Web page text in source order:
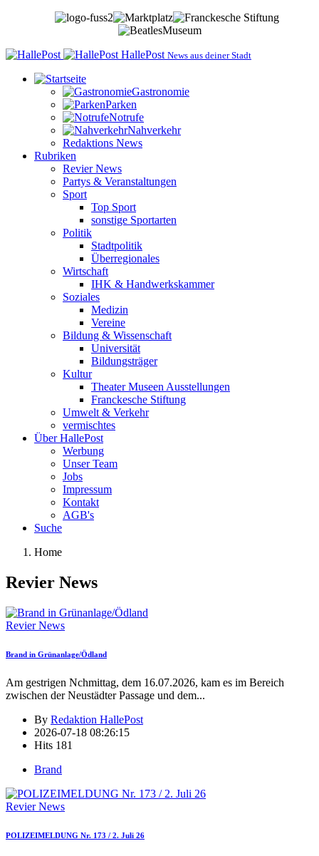
HallePost News aus deiner Stadt
Gastronomie
Parken
Notrufe
Nahverkehr
Redaktions News
Rubriken
Revier News
Partys & Veranstaltungen
Sport
Top Sport
sonstige Sportarten
Politik
Stadtpolitik
Überregionales
Wirtschaft
IHK & Handwerkskammer
Soziales
Medizin
Vereine
Bildung & Wissenschaft
Universität
Bildungsträger
Kultur
Theater Museen Ausstellungen
Franckesche Stiftung
Umwelt & Verkehr
vermischtes
Über HallePost
Werbung
Unser Team
Jobs
Impressum
Kontakt
AGB's
Suche
Home
Revier News
Revier News
Brand in Grünanlage/Ödland
Am gestrigen Nchmittag, dem 16.07.2026, kam es im Bereich
zwischen der Neustädter Passage und dem...
By Redaktion HallePost
2026-07-18 08:26:15
Hits 181
Brand
Revier News
POLIZEIMELDUNG Nr. 173 / 2. Juli 26